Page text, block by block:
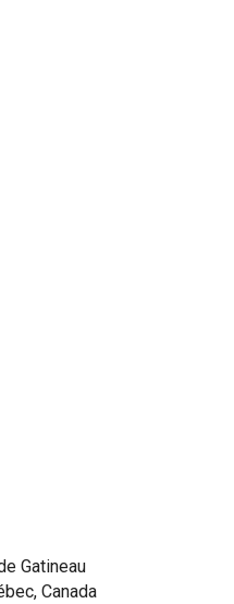
Gatineau
Canada